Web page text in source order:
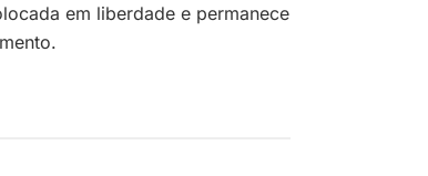
em liberdade e permanece